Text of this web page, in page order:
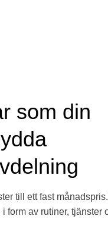
som din
till ett fast
form av rutiner, tjänster